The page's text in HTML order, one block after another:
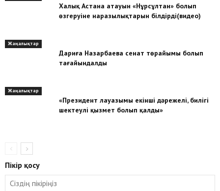
Халық Астана атауын «Нұрсұлтан» болып
өзгеруіне наразылықтарын білдірді(видео)
Жаңалықтар
Дариға Назарбаева сенат төрайымы болып
тағайындалды
Жаңалықтар
«Президент лауазымы екінші дәрежелі, билігі
шектеулі қызмет болып қалды»
Пікір қосу